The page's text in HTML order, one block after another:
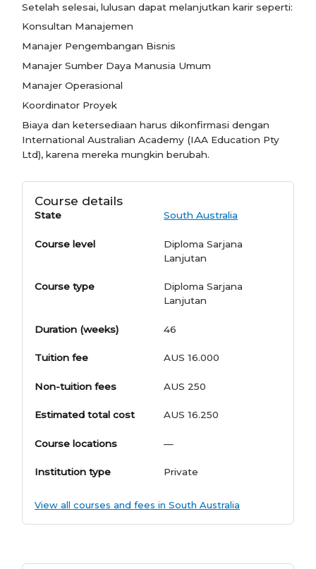
Setelah selesai, lulusan dapat melanjutkan karir seperti:
Konsultan Manajemen
Manajer Pengembangan Bisnis
Manajer Sumber Daya Manusia Umum
Manajer Operasional
Koordinator Proyek
Biaya dan ketersediaan harus dikonfirmasi dengan
International Australian Academy (IAA Education Pty
Ltd), karena mereka mungkin berubah.
Course details
State South Australia
Course level
Diploma Sarjana
Lanjutan
Course type
Diploma Sarjana
Lanjutan
Duration (weeks) 46
Tuition fee AUS 16.000
Non-tuition fees AUS 250
Estimated total cost AUS 16.250
Course locations —
Institution type Private
View all courses and fees in South Australia